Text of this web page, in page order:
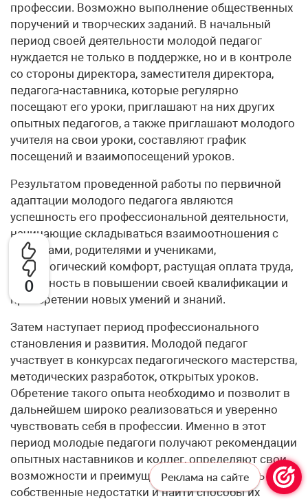
0
профессии. Возможно выполнение общественных
поручений и творческих заданий. В начальный
период своей деятельности молодой педагог
нуждается не только в поддержке, но и в контроле
со стороны директора, заместителя директора,
педагога-наставника, которые регулярно
посещают его уроки, приглашают на них других
опытных педагогов, а также приглашают молодого
учителя на свои уроки, составляют график
посещений и взаимопосещений уроков.
Результатом проведенной работы по первичной
адаптации молодого педагога являются
успешность его профессиональной деятельности,
начинающие складываться взаимоотношения с
коллегами, родителями и учениками,
психологический комфорт, растущая оплата труда,
потребность в повышении своей квалификации и
приобретении новых умений и знаний.
Затем наступает период профессионального
становления и развития. Молодой педагог
участвует в конкурсах педагогического мастерства,
методических разработок, открытых уроков.
Обретение такого опыта необходимо и позволит в
дальнейшем широко реализоваться и уверенно
чувствовать себя в профессии. Именно в этот
период молодые педагоги получают рекомендации
опытных наставников и коллег, определяют свои
возможности и преимущества, могут увидеть
собственные недостатки и найти способы их
Реклама на сайте